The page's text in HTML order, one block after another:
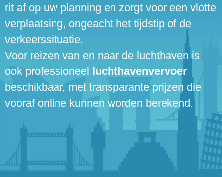
rit af op uw planning en zorgt voor een vlotte
verplaatsing, ongeacht het tijdstip of de
verkeerssituatie.
Voor reizen van en naar de luchthaven is
ook professioneel luchthavenvervoer
beschikbaar, met transparante prijzen die
vooraf online kunnen worden berekend.